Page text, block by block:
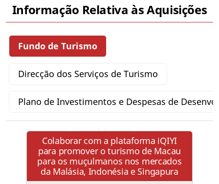
Informação Relativa às Aquisições
Fundo de Turismo
Direcção dos Serviços de Turismo
Plano de Investimentos e Despesas de
Colaborar com a plataforma iQIYI
para promover o turismo de Macau
para os muçulmanos nos mercados
da Malásia, Indonésia e Singapura